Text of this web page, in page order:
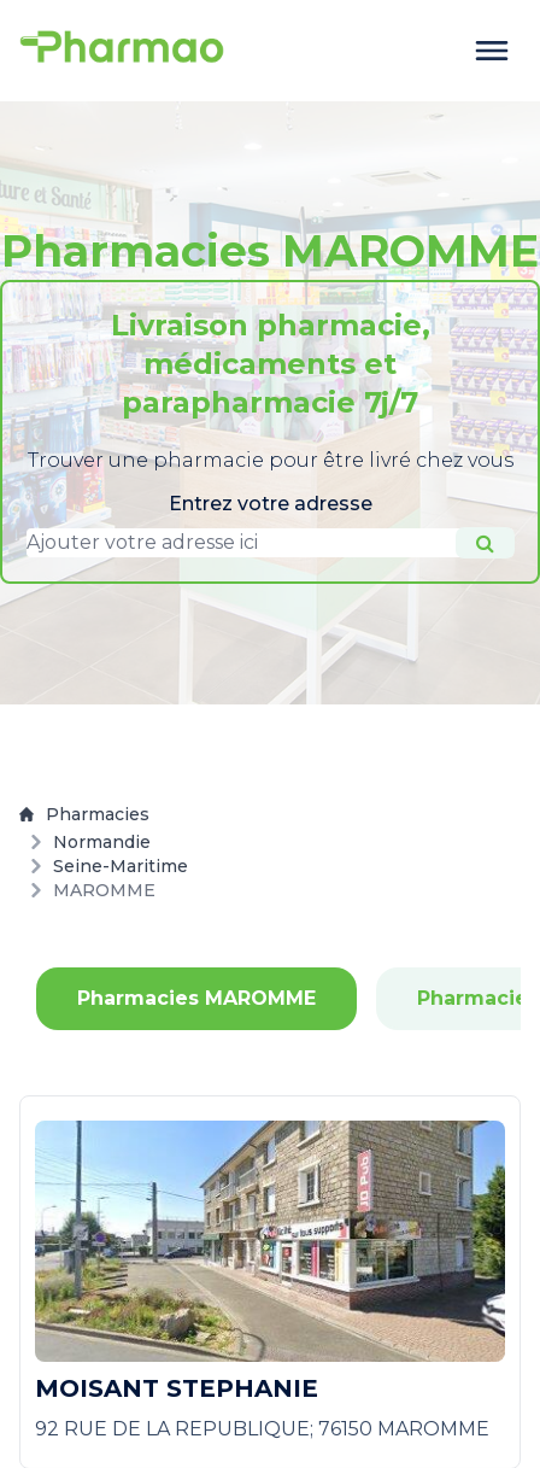
Pharmacies MAROMME
Livraison pharmacie,
médicaments et
parapharmacie 7j/7
Trouver une pharmacie pour être livré chez vous
Entrez votre adresse
Pharmacies
Normandie
Seine-Maritime
MAROMME
Pharmacies MAROMME Pharmacies
MOISANT STEPHANIE
92 RUE DE LA REPUBLIQUE; 76150 MAROMME